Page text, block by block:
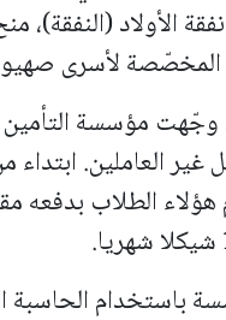
الأولاد
المخصّصة لأسرى
وجّهت مؤسسة
الطلاب بدفعه
باستخدام